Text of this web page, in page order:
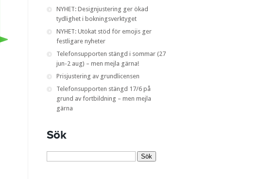
NYHET: Designjustering ger ökad
tydlighet i bokningsverktyget
NYHET: Utökat stöd för emojis ger
festligare nyheter
Telefonsupporten stängd i sommar (27
jun-2 aug) – men mejla gärna!
Prisjustering av grundlicensen
Telefonsupporten stängd 17/6 på
grund av fortbildning – men mejla
gärna
Sök
Sök
efter: